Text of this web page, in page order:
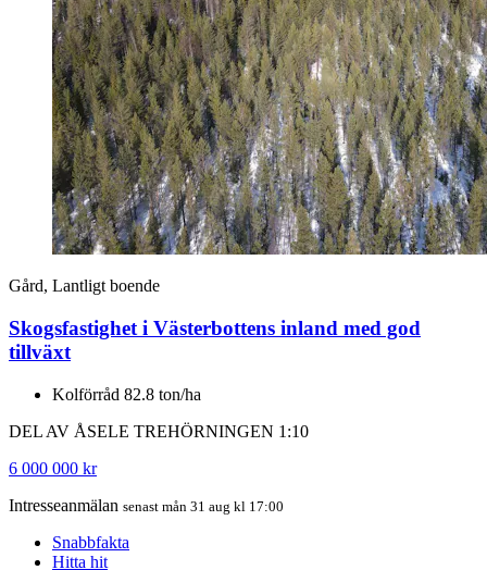
Gård, Lantligt boende
Skogsfastighet i Västerbottens inland med god
tillväxt
Kolförråd 82.8 ton/ha
DEL AV ÅSELE TREHÖRNINGEN 1:10
6 000 000 kr
Intresseanmälan senast mån 31 aug kl 17:00
Snabbfakta
Hitta hit